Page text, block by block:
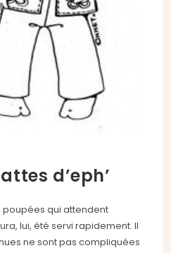
d’eph’
qui attendent
lui, été servi rapidement. Il
ne sont pas compliquées